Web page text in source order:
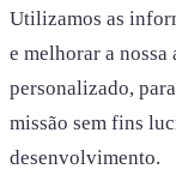
Utilizamos as
e melhorar a
personalizado,
missão sem fins
desenvolvimento.